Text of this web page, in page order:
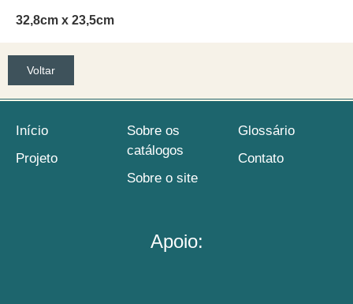
32,8cm x 23,5cm
Voltar
Início
Projeto
Sobre os
catálogos
Sobre o site
Glossário
Contato
Apoio: